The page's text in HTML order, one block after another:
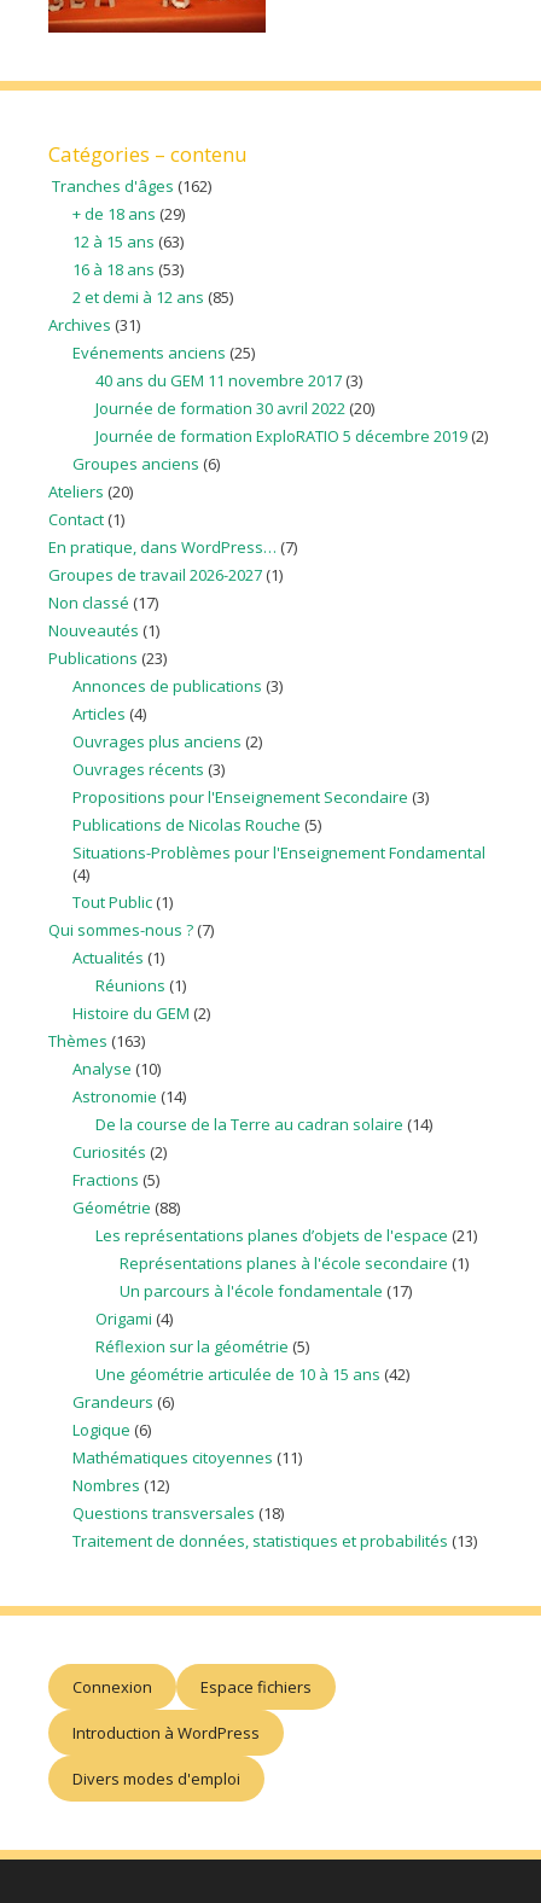
Catégories – contenu
Tranches d'âges (162)
+ de 18 ans (29)
12 à 15 ans (63)
16 à 18 ans (53)
2 et demi à 12 ans (85)
Archives (31)
Evénements anciens (25)
40 ans du GEM 11 novembre 2017 (3)
Journée de formation 30 avril 2022 (20)
Journée de formation ExploRATIO 5 décembre 2019 (2)
Groupes anciens (6)
Ateliers (20)
Contact (1)
En pratique, dans WordPress… (7)
Groupes de travail 2026-2027 (1)
Non classé (17)
Nouveautés (1)
Publications (23)
Annonces de publications (3)
Articles (4)
Ouvrages plus anciens (2)
Ouvrages récents (3)
Propositions pour l'Enseignement Secondaire (3)
Publications de Nicolas Rouche (5)
Situations-Problèmes pour l'Enseignement Fondamental
(4)
Tout Public(1)
Qui sommes-nous ? (7)
Actualités (1)
Réunions (1)
Histoire du GEM (2)
Thèmes (163)
Analyse (10)
Astronomie (14)
De la course de la Terre au cadran solaire (14)
Curiosités (2)
Fractions (5)
Géométrie (88)
Les représentations planes d’objets de l'espace (21)
Représentations planes à l'école secondaire (1)
Un parcours à l'école fondamentale (17)
Origami (4)
Réflexion sur la géométrie (5)
Une géométrie articulée de 10 à 15 ans (42)
Grandeurs (6)
Logique (6)
Mathématiques citoyennes (11)
Nombres (12)
Questions transversales (18)
Traitement de données, statistiques et probabilités (13)
Connexion Espace fichiers
Introduction à WordPress
Divers modes d'emploi